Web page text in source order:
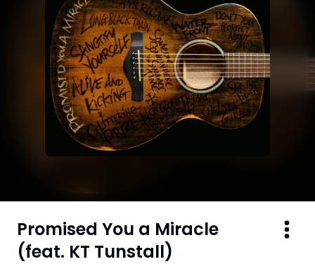
Promised You a Miracle
(feat. KT Tunstall)